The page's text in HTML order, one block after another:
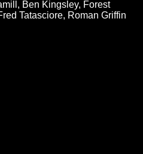
Ben Kingsley, Forest
Tatasciore, Roman Griffin